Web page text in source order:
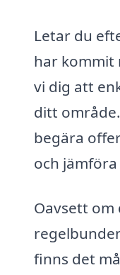
Letar du
har kommit
vi dig att
ditt
begära
och
Oavsett om
finns det